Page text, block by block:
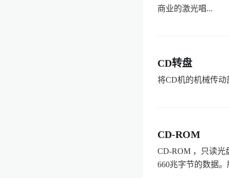
商业的激光唱...
CD转盘
将CD机的机械传
CD-ROM
CD-ROM ，只读光
660兆字节的数据